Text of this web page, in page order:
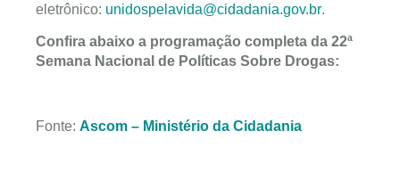
eletrônico: unidospelavida@cidadania.gov.br.
Confira abaixo a programação completa da 22ª
Semana Nacional de Políticas Sobre Drogas:
Fonte: Ascom – Ministério da Cidadania